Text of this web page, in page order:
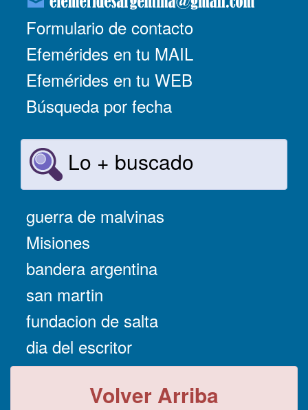
Formulario de contacto
Efemérides en tu MAIL
Efemérides en tu WEB
Búsqueda por fecha
Lo + buscado
guerra de malvinas
Misiones
bandera argentina
san martin
fundacion de salta
dia del escritor
Volver Arriba